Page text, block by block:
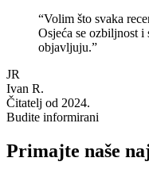
“Volim što svaka
Osjeća se ozbiljnost
objavljuju.”
JR
Ivan R.
Čitatelj od 2024.
Budite informirani
Primajte naše